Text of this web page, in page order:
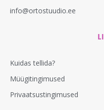
info@ortostuudio.ee
Kuidas tellida?
Müügitingimused
Privaatsustingimused